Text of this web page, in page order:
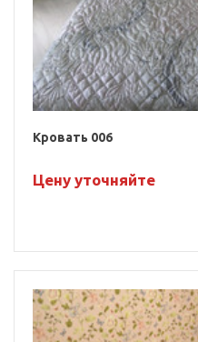
Кровать 006
Цену уточняйте